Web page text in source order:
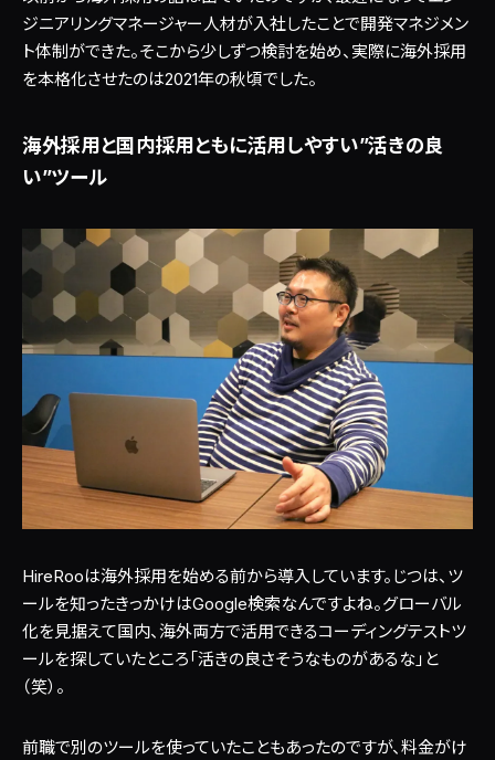
ジニアリングマネージャー人材が入社したことで開発マネジメン
ト体制ができた。そこから少しずつ検討を始め、実際に海外採用
を本格化させたのは2021年の秋頃でした。
海外採用と国内採用ともに活用しやすい”活きの良
い”ツール
HireRooは海外採用を始める前から導入しています。じつは、ツ
ールを知ったきっかけはGoogle検索なんですよね。グローバル
化を見据えて国内、海外両方で活用できるコーディングテストツ
ールを探していたところ「活きの良さそうなものがあるな」と
（笑）。
前職で別のツールを使っていたこともあったのですが、料金がけ